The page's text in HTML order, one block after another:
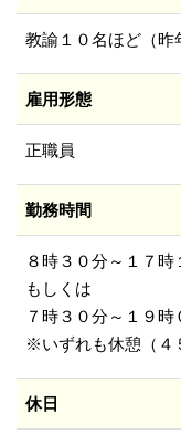
教諭１０名ほど（昨
雇用形態
正職員
勤務時間
８時３０分～１７時
もしくは
７時３０分～１９時
※いずれも休憩（４
休日